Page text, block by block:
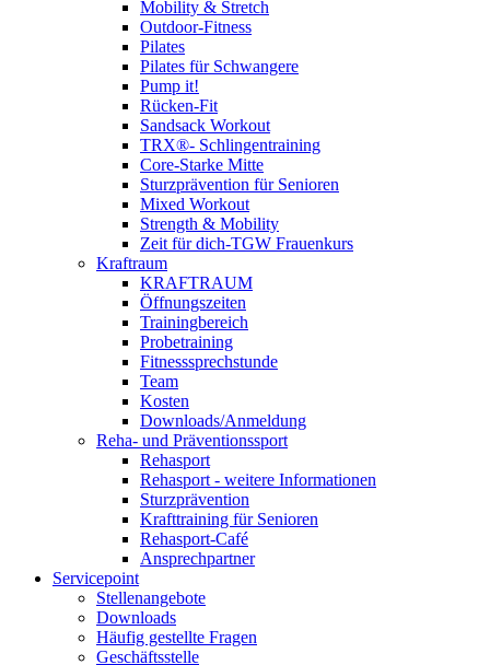
Mobility & Stretch
Outdoor-Fitness
Pilates
Pilates für Schwangere
Pump it!
Rücken-Fit
Sandsack Workout
TRX®- Schlingentraining
Core-Starke Mitte
Sturzprävention für Senioren
Mixed Workout
Strength & Mobility
Zeit für dich-TGW Frauenkurs
Kraftraum
KRAFTRAUM
Öffnungszeiten
Trainingbereich
Probetraining
Fitnesssprechstunde
Team
Kosten
Downloads/Anmeldung
Reha- und Präventionssport
Rehasport
Rehasport - weitere Informationen
Sturzprävention
Krafttraining für Senioren
Rehasport-Café
Ansprechpartner
Servicepoint
Stellenangebote
Downloads
Häufig gestellte Fragen
Geschäftsstelle